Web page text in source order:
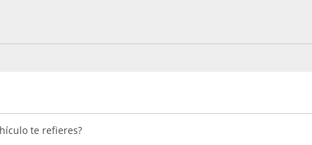
te refieres?